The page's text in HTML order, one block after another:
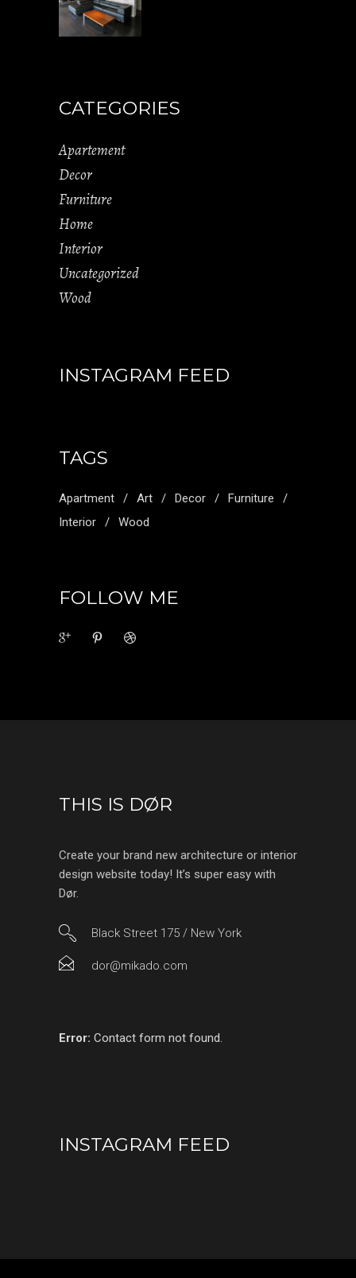
CATEGORIES
Apartement
Decor
Furniture
Home
Interior
Uncategorized
Wood
INSTAGRAM FEED
TAGS
Apartment Art Decor
Furniture
Interior
Wood
FOLLOW ME
THIS IS DØR
Create your brand new architecture or interior
design website today! It’s super easy with
Dør.
Black Street 175 / New York
dor@mikado.com
Error: Contact form not found.
INSTAGRAM FEED